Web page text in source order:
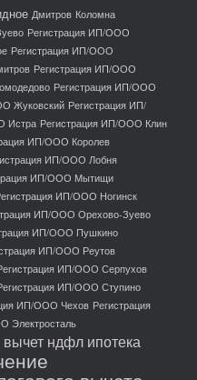
Дмитров Коломна
Регистрация ИП/ООО
Регистрация ИП/ООО
Регистрация ИП/ООО
Регистрация ИП/ООО
Жуковский Регистрация ИП/
Истра Регистрация ИП/ООО Клин
ИП/ООО Королев
ИП/ООО Лобня
ИП/ООО Мытищи
ИП/ООО Ногинск
ИП/ООО Орехово-Зуево
ИП/ООО Пушкино
ИП/ООО Реутов
ИП/ООО Серпухов
ИП/ООО Ступино
ИП/ООО Чехов Регистрация
Электросталь
вычет ндфл ипотека